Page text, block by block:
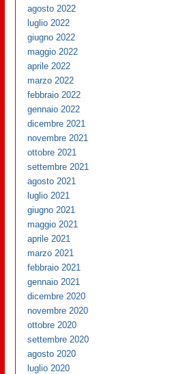
agosto 2022
luglio 2022
giugno 2022
maggio 2022
aprile 2022
marzo 2022
febbraio 2022
gennaio 2022
dicembre 2021
novembre 2021
ottobre 2021
settembre 2021
agosto 2021
luglio 2021
giugno 2021
maggio 2021
aprile 2021
marzo 2021
febbraio 2021
gennaio 2021
dicembre 2020
novembre 2020
ottobre 2020
settembre 2020
agosto 2020
luglio 2020